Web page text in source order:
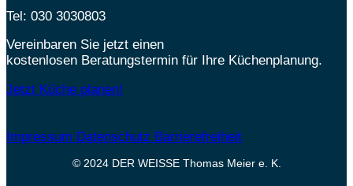
Tel: 030 3030803
Vereinbaren Sie jetzt einen
kostenlosen Beratungstermin für Ihre Küchenplanung.
Jetzt Küche planen!
Impressum Datenschutz Barrierefreiheit
© 2024 DER WEISSE Thomas Meier e. K.